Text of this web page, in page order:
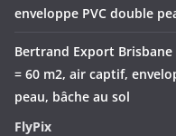
enveloppe PVC double
Bertrand Export Brisbane
= 60 m2, air captif,
peau, bâche au sol
FlyPix